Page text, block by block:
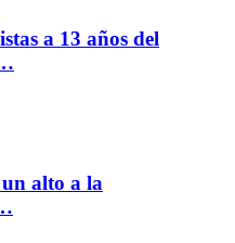
a 13 años del
alto a la